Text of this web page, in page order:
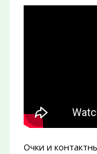
Очки и